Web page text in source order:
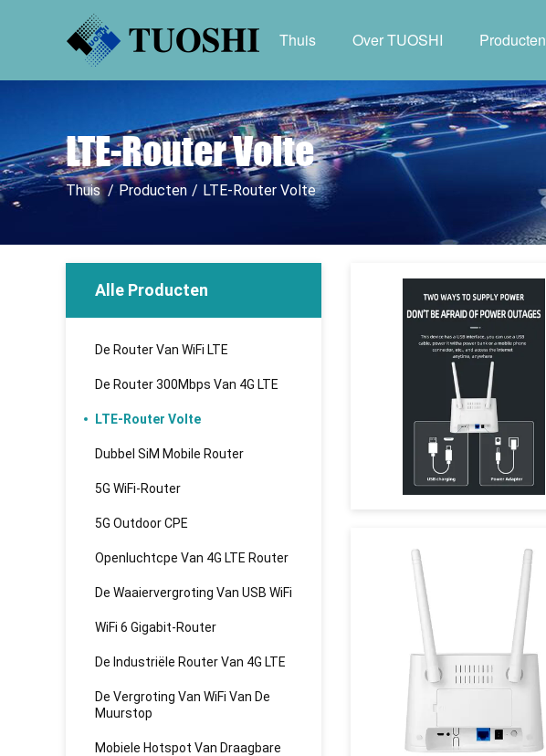
Thuis Over TUOSHI Producten
LTE-Router Volte
Thuis / Producten / LTE-Router Volte
Alle Producten
De Router Van WiFi LTE
De Router 300Mbps Van 4G LTE
LTE-Router Volte
Dubbel SiM Mobile Router
5G WiFi-Router
5G Outdoor CPE
Openluchtcpe Van 4G LTE Router
De Waaiervergroting Van USB WiFi
WiFi 6 Gigabit-Router
De Industriële Router Van 4G LTE
De Vergroting Van WiFi Van De
Muurstop
Mobiele Hotspot Van Draagbare